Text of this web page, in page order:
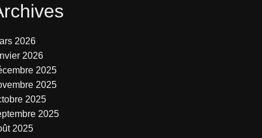
2026
2026
2025
2025
2025
2025
2025